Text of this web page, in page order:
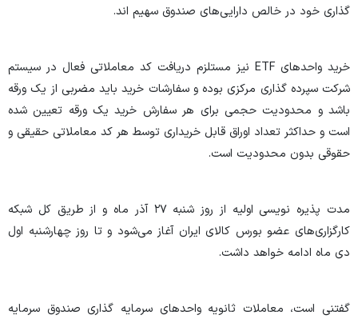
گذاری خود در خالص دارایی‌های صندوق سهیم اند.
خرید واحدهای ETF نیز مستلزم دریافت کد معاملاتی فعال در سیستم
شرکت سپرده گذاری مرکزی بوده و سفارشات خرید باید مضربی از یک ورقه
باشد و محدودیت حجمی برای هر سفارش خرید یک ورقه تعیین شده
است و حداکثر تعداد اوراق قابل خریداری توسط هر کد معاملاتی حقیقی و
حقوقی بدون محدودیت است.
مدت پذیره نویسی اولیه از روز شنبه ۲۷ آذر ماه و از طریق کل شبکه
کارگزاری‌های عضو بورس کالای ایران آغاز می‌شود و تا روز چهارشنبه اول
دی ماه ادامه خواهد داشت.
گفتنی است، معاملات ثانویه واحدهای سرمایه گذاری صندوق سرمایه